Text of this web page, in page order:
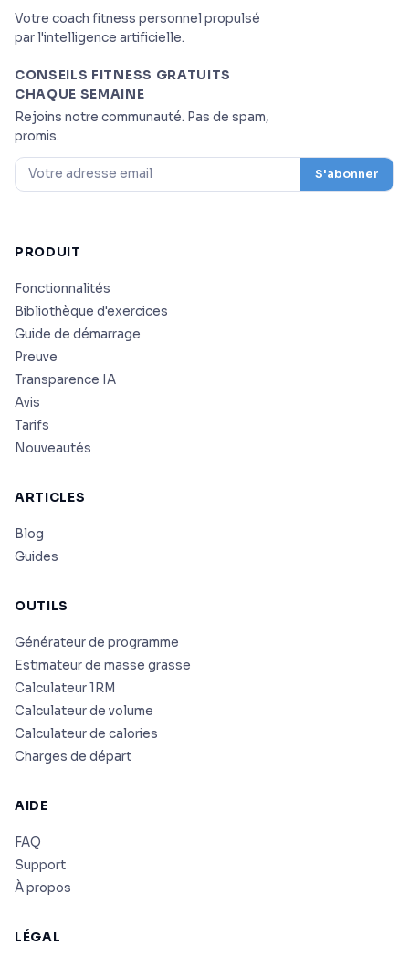
Votre coach fitness personnel propulsé
par l'intelligence artificielle.
CONSEILS FITNESS GRATUITS
CHAQUE SEMAINE
Rejoins notre communauté. Pas de spam,
promis.
S'abonner
PRODUIT
Fonctionnalités
Bibliothèque d'exercices
Guide de démarrage
Preuve
Transparence IA
Avis
Tarifs
Nouveautés
ARTICLES
Blog
Guides
OUTILS
Générateur de programme
Estimateur de masse grasse
Calculateur 1RM
Calculateur de volume
Calculateur de calories
Charges de départ
AIDE
FAQ
Support
À propos
LÉGAL